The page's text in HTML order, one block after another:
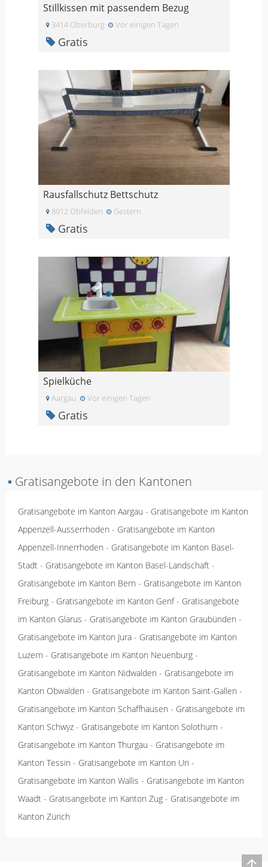
Stillkissen mit passendem Bezug
3414 Oberburg Vor einigen Tagen
Gratis
Rausfallschutz Bettschutz
8912 Obfelden Gestern
Gratis
Spielküche
Aargau Vor einigen Tagen
Gratis
▪ Gratisangebote in den Kantonen
Gratisangebote im Kanton Aargau - Gratisangebote im Kanton
Appenzell-Ausserrhoden - Gratisangebote im Kanton
Appenzell-Innerrhoden - Gratisangebote im Kanton Basel-
Stadt - Gratisangebote im Kanton Basel-Landschaft -
Gratisangebote im Kanton Bern - Gratisangebote im Kanton
Freiburg - Gratisangebote im Kanton Genf- Gratisangebote
im Kanton Glarus - Gratisangebote im Kanton Graubünden -
Gratisangebote im Kanton Jura - Gratisangebote im Kanton
Luzern - Gratisangebote im Kanton Neuenburg -
Gratisangebote im Kanton Nidwalden - Gratisangebote im
Kanton Obwalden - Gratisangebote im Kanton Saint-Gallen -
Gratisangebote im Kanton Schaffhausen - Gratisangebote im
Kanton Schwyz - Gratisangebote im Kanton Solothurn -
Gratisangebote im Kanton Thurgau - Gratisangebote im
Kanton Tessin - Gratisangebote im Kanton Uri -
Gratisangebote im Kanton Wallis - Gratisangebote im Kanton
Waadt - Gratisangebote im Kanton Zug - Gratisangebote im
Kanton Zürich